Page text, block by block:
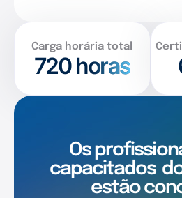
Carga horária total
720horas
Os
capacitados
estão